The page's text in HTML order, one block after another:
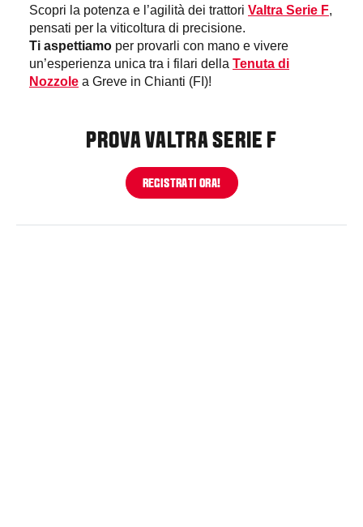
Scopri la potenza e l’agilità dei trattori Valtra Serie F,
pensati per la viticoltura di precisione.
Ti aspettiamo per provarli con mano e vivere
un’esperienza unica tra i filari della Tenuta di
Nozzole a Greve in Chianti (FI)!
PROVA VALTRA SERIE F
REGISTRATI ORA!